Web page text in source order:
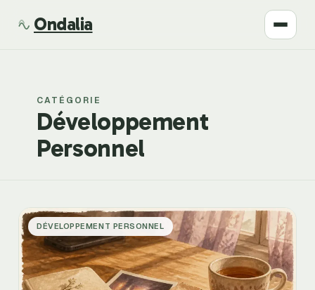
Ondalia
Beauté
Développement
Bien-être
CATÉGORIE
Développement
Personnel
DÉVELOPPEMENT PERSONNEL